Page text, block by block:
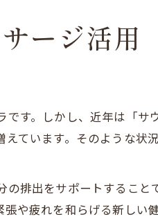
線沿線流リラックス習慣
東西線利用者の体調管理法
沿線リラックススポット
活かした疲労回復テクニッ
巡りを整える毎日のコツ
ージ活用
す。しかし、近年は「
ています。そのような状
排出をサポートするこ
や疲れを和らげる新しい